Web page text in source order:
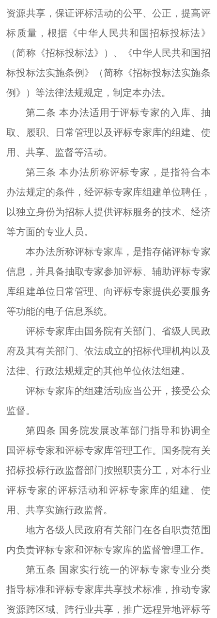
资源共享，保证评标活动的公平、公正，提高评
标质量，根据《中华人民共和国招标投标法》
（简称《招标投标法》）、《中华人民共和国招
标投标法实施条例》（简称《招标投标法实施条
例》）等法律法规规定，制定本办法。
第二条 本办法适用于评标专家的入库、抽
取、履职、日常管理以及评标专家库的组建、使
用、共享、监督等活动。
第三条 本办法所称评标专家，是指符合本
办法规定的条件，经评标专家库组建单位聘任，
以独立身份为招标人提供评标服务的技术、经济
等方面的专业人员。
本办法所称评标专家库，是指存储评标专家
信息，并具备抽取专家参加评标、辅助评标专家
库组建单位日常管理、向评标专家提供必要服务
等功能的电子信息系统。
评标专家库由国务院有关部门、省级人民政
府及其有关部门、依法成立的招标代理机构以及
法律、行政法规规定的其他单位依法组建。
评标专家库的组建活动应当公开，接受公众
监督。
第四条 国务院发展改革部门指导和协调全
国评标专家和评标专家库管理工作。国务院有关
招标投标行政监督部门按照职责分工，对本行业
评标专家的评标活动和评标专家库的组建、使
用、共享实施行政监督。
地方各级人民政府有关部门在各自职责范围
内负责评标专家和评标专家库的监督管理工作。
第五条 国家实行统一的评标专家专业分类
指导标准和评标专家库共享技术标准，推动专家
资源跨区域、跨行业共享，推广远程异地评标等